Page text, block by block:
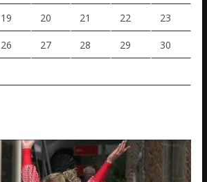
19 20 21 22 23
26 27 28 29 30